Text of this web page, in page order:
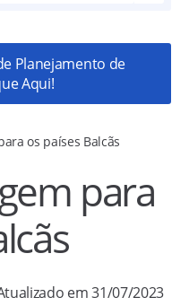
Planejamento de
Aqui!
os países Balcãs
para
em 31/07/2023